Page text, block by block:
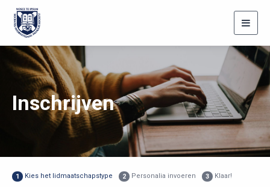
Inschrijven
1 Kies het lidmaatschapstype 2 Personalia invoeren 3 Klaar!